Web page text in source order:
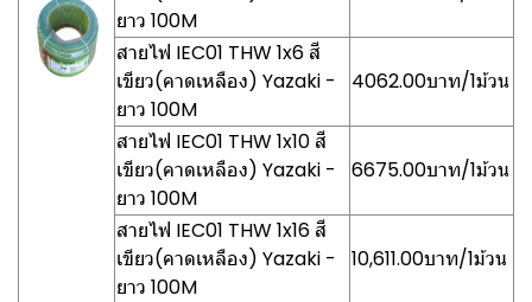
ยาว 100M
สายไฟ IEC01 THW 1x6 สี
เขียว(คาดเหลือง) Yazaki -
ยาว 100M
4062.00บาท/1ม้วน
สายไฟ IEC01 THW 1x10 สี
เขียว(คาดเหลือง) Yazaki -
ยาว 100M
6675.00บาท/1ม้วน
สายไฟ IEC01 THW 1x16 สี
เขียว(คาดเหลือง) Yazaki -
ยาว 100M
10,611.00บาท/1ม้วน